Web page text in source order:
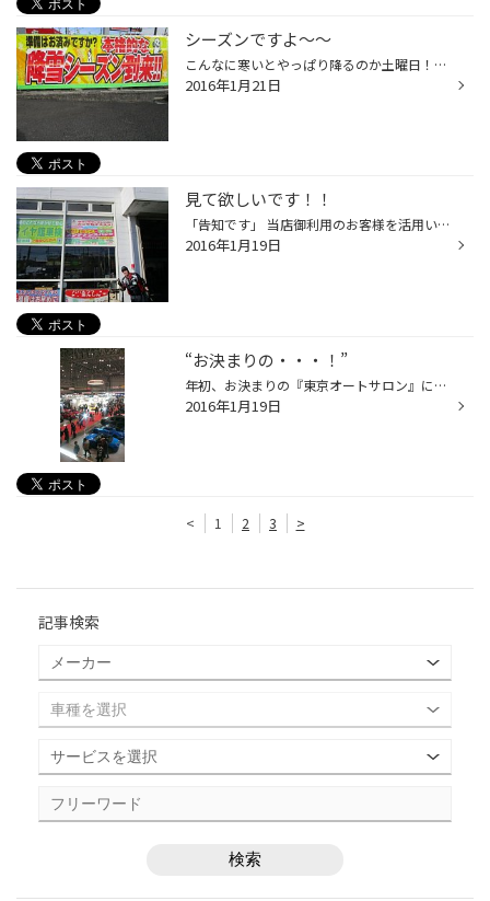
シーズンですよ～～
こんなに寒いとやっぱり降るのか土曜日！？ と思われている方～～ はやめはやめに準備しましょう！
2016年1月21日
見て欲しいです！！
「告知です」 当店御利用のお客様を活用いただいております。 メンテナンスパックです！！ 店内の窓枠ぴったりに収めてありますＰＯＰ！！ 是非、一度ご覧下さい！！ ※尚、写真（右下）に写っているのは、 心霊現象ではありません。本物の人です！！ 心臓の悪い方は、見るのをお控え下さい。 崇くん...
2016年1月19日
“お決まりの・・・！”
年初、お決まりの『東京オートサロン』に今年も 参戦しました！ 自分の中では現実逃避できる唯一の場所です！（笑） 各メーカーの新商品や新車などを手にとって体感できる 場所です。車好きには“タマラン！”の一言ですね…。 毎年のごとくスマホでの撮影なので限界がありますが、 ざっと200枚はオー...
2016年1月19日
< 1 2 3 >
記事検索